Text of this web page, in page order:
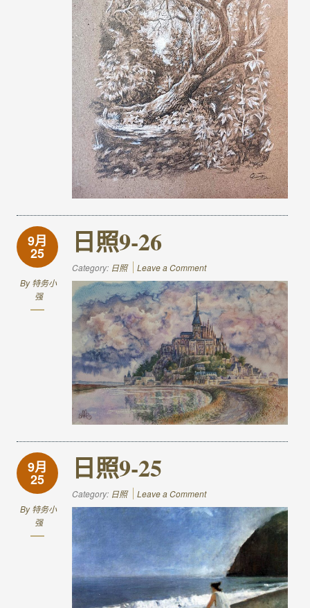
9月
25
By特务小
强
日照9-26
Category: 日照 Leave a Comment
9月
25
By特务小
强
日照9-25
Category: 日照 Leave a Comment